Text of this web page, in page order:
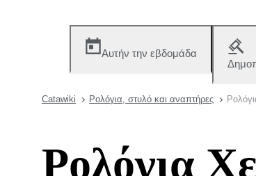
Αυτήν την εβδομάδα
Catawiki Ρολόγια, στυλό και αναπτήρες
Ρολόγια